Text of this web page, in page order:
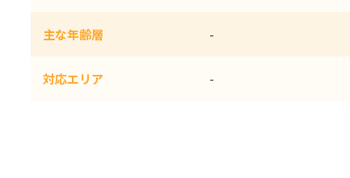
主な年齢層 -
対応エリア -